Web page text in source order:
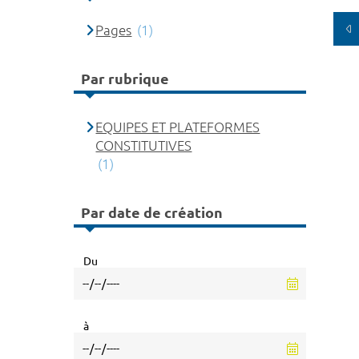
Pages (1)
Par rubrique
EQUIPES ET PLATEFORMES
CONSTITUTIVES
(1)
Par date de création
Du
à